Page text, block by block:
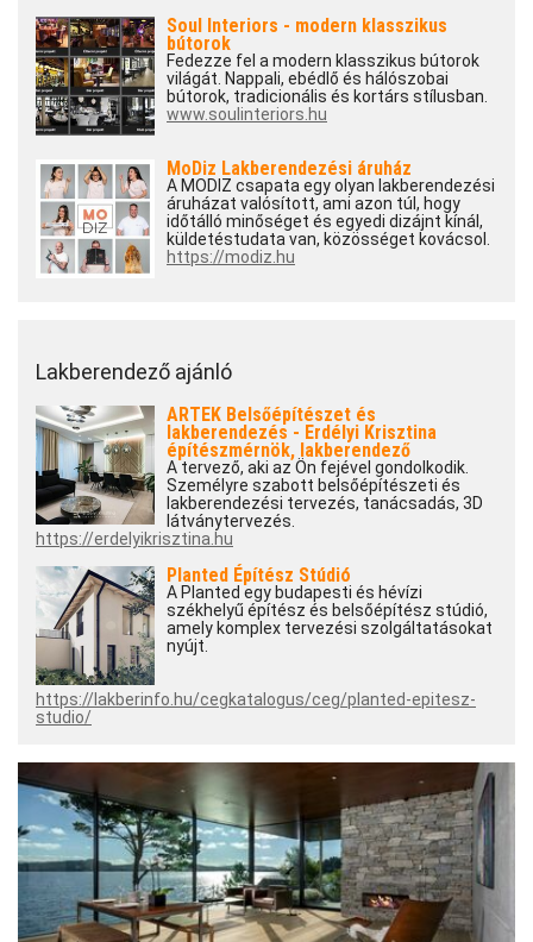
Soul Interiors - modern klasszikus
bútorok
Fedezze fel a modern klasszikus bútorok
világát. Nappali, ebédlő és hálószobai
bútorok, tradicionális és kortárs stílusban.
www.soulinteriors.hu
MoDiz Lakberendezési áruház
A MODIZ csapata egy olyan lakberendezési
áruházat valósított, ami azon túl, hogy
időtálló minőséget és egyedi dizájnt kínál,
küldetéstudata van, közösséget kovácsol.
https://modiz.hu
Lakberendező ajánló
ARTEK Belsőépítészet és
lakberendezés - Erdélyi Krisztina
építészmérnök, lakberendező
A tervező, aki az Ön fejével gondolkodik.
Személyre szabott belsőépítészeti és
lakberendezési tervezés, tanácsadás, 3D
látványtervezés.
https://erdelyikrisztina.hu
Planted Építész Stúdió
A Planted egy budapesti és hévízi
székhelyű építész és belsőépítész stúdió,
amely komplex tervezési szolgáltatásokat
nyújt.
https://lakberinfo.hu/cegkatalogus/ceg/planted-epitesz-
studio/